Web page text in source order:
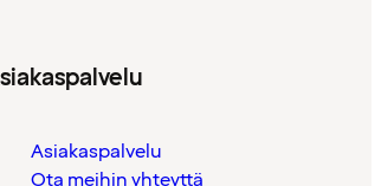
Asiakaspalvelu
Ota meihin yhteyttä